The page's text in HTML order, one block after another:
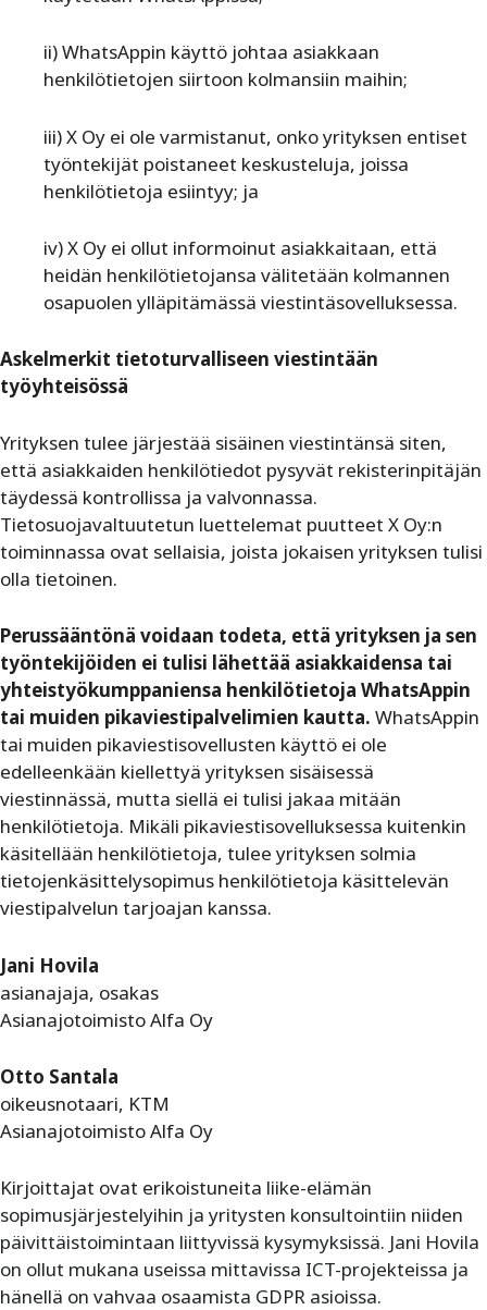
ii) WhatsAppin käyttö johtaa asiakkaan
henkilötietojen siirtoon kolmansiin maihin;
iii) X Oy ei ole varmistanut, onko yrityksen entiset
työntekijät poistaneet keskusteluja, joissa
henkilötietoja esiintyy; ja
iv) X Oy ei ollut informoinut asiakkaitaan, että
heidän henkilötietojansa välitetään kolmannen
osapuolen ylläpitämässä viestintäsovelluksessa.
Askelmerkit tietoturvalliseen viestintään
työyhteisössä
Yrityksen tulee järjestää sisäinen viestintänsä siten,
että asiakkaiden henkilötiedot pysyvät rekisterinpitäjän
täydessä kontrollissa ja valvonnassa.
Tietosuojavaltuutetun luettelemat puutteet X Oy:n
toiminnassa ovat sellaisia, joista jokaisen yrityksen tulisi
olla tietoinen.
Perussääntönä voidaan todeta, että yrityksen ja sen
työntekijöiden ei tulisi lähettää asiakkaidensa tai
yhteistyökumppaniensa henkilötietoja WhatsAppin
tai muiden pikaviestipalvelimien kautta. WhatsAppin
tai muiden pikaviestisovellusten käyttö ei ole
edelleenkään kiellettyä yrityksen sisäisessä
viestinnässä, mutta siellä ei tulisi jakaa mitään
henkilötietoja. Mikäli pikaviestisovelluksessa kuitenkin
käsitellään henkilötietoja, tulee yrityksen solmia
tietojenkäsittelysopimus henkilötietoja käsittelevän
viestipalvelun tarjoajan kanssa.
Jani Hovila
asianajaja, osakas
Asianajotoimisto Alfa Oy
Otto Santala
oikeusnotaari, KTM
Asianajotoimisto Alfa Oy
Kirjoittajat ovat erikoistuneita liike-elämän
sopimusjärjestelyihin ja yritysten konsultointiin niiden
päivittäistoimintaan liittyvissä kysymyksissä. Jani Hovila
on ollut mukana useissa mittavissa ICT-projekteissa ja
hänellä on vahvaa osaamista GDPR asioissa.